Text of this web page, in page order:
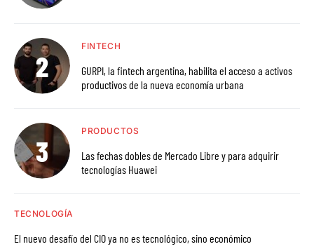
FINTECH
GURPI, la fintech argentina, habilita el acceso a activos
productivos de la nueva economía urbana
PRODUCTOS
Las fechas dobles de Mercado Libre y para adquirir
tecnologías Huawei
TECNOLOGÍA
El nuevo desafío del CIO ya no es tecnológico, sino económico